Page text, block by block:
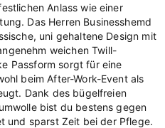
Anlass wie einer
Das Herren Businesshemd
uni gehaltene Design mit
weichen Twill-
Passform sorgt für eine
beim After-Work-Event als
Dank des bügelfreien
bist du bestens gegen
und sparst Zeit bei der Pflege.